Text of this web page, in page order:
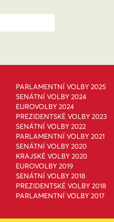
PARLAMENTNÍ VOLBY 2025
SENÁTNÍ VOLBY 2024
EUROVOLBY 2024
PREZIDENTSKÉ VOLBY 2023
SENÁTNÍ VOLBY 2022
PARLAMENTNÍ VOLBY 2021
SENÁTNÍ VOLBY 2020
KRAJSKÉ VOLBY 2020
EUROVOLBY 2019
SENÁTNÍ VOLBY 2018
PREZIDENTSKÉ VOLBY 2018
PARLAMENTNÍ VOLBY 2017